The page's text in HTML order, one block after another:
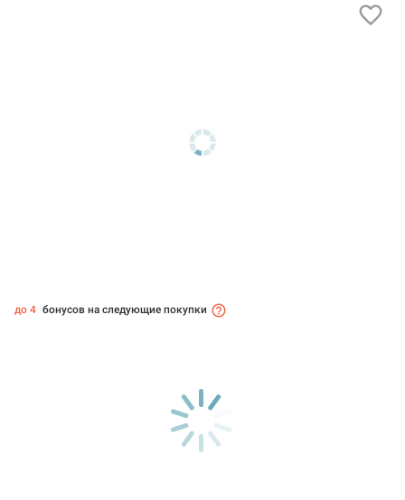
до 4 бонусов на следующие покупки